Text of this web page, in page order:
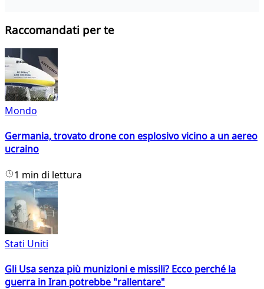
Raccomandati per te
Mondo
Germania, trovato drone con esplosivo vicino a un aereo
ucraino
1 min di lettura
Stati Uniti
Gli Usa senza più munizioni e missili? Ecco perché la
guerra in Iran potrebbe "rallentare"